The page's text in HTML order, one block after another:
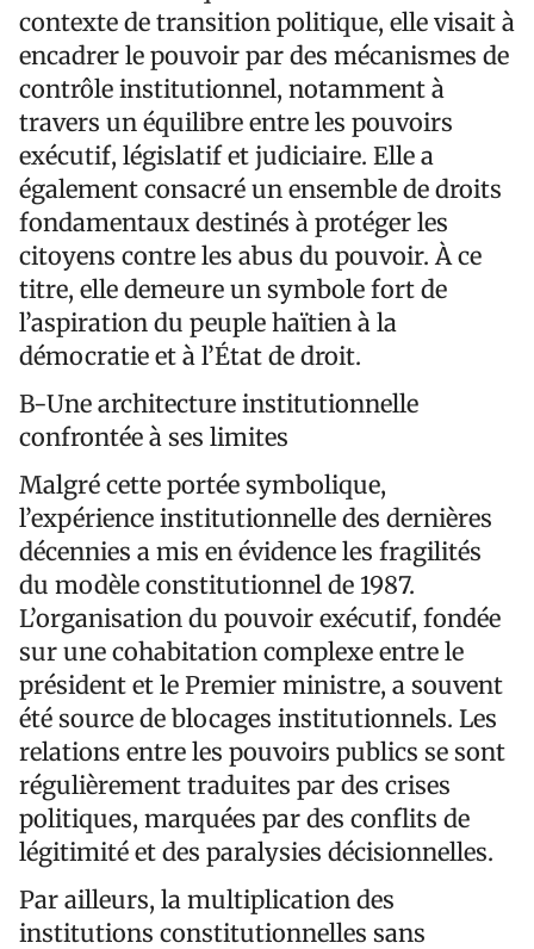
contexte de transition politique, elle visait à
encadrer le pouvoir par des mécanismes de
contrôle institutionnel, notamment à
travers un équilibre entre les pouvoirs
exécutif, législatif et judiciaire. Elle a
également consacré un ensemble de droits
fondamentaux destinés à protéger les
citoyens contre les abus du pouvoir. À ce
titre, elle demeure un symbole fort de
l’aspiration du peuple haïtien à la
démocratie et à l’État de droit.
B-Une architecture institutionnelle
confrontée à ses limites
Malgré cette portée symbolique,
l’expérience institutionnelle des dernières
décennies a mis en évidence les fragilités
du modèle constitutionnel de 1987.
L’organisation du pouvoir exécutif, fondée
sur une cohabitation complexe entre le
président et le Premier ministre, a souvent
été source de blocages institutionnels. Les
relations entre les pouvoirs publics se sont
régulièrement traduites par des crises
politiques, marquées par des conflits de
légitimité et des paralysies décisionnelles.
Par ailleurs, la multiplication des
institutions constitutionnelles sans